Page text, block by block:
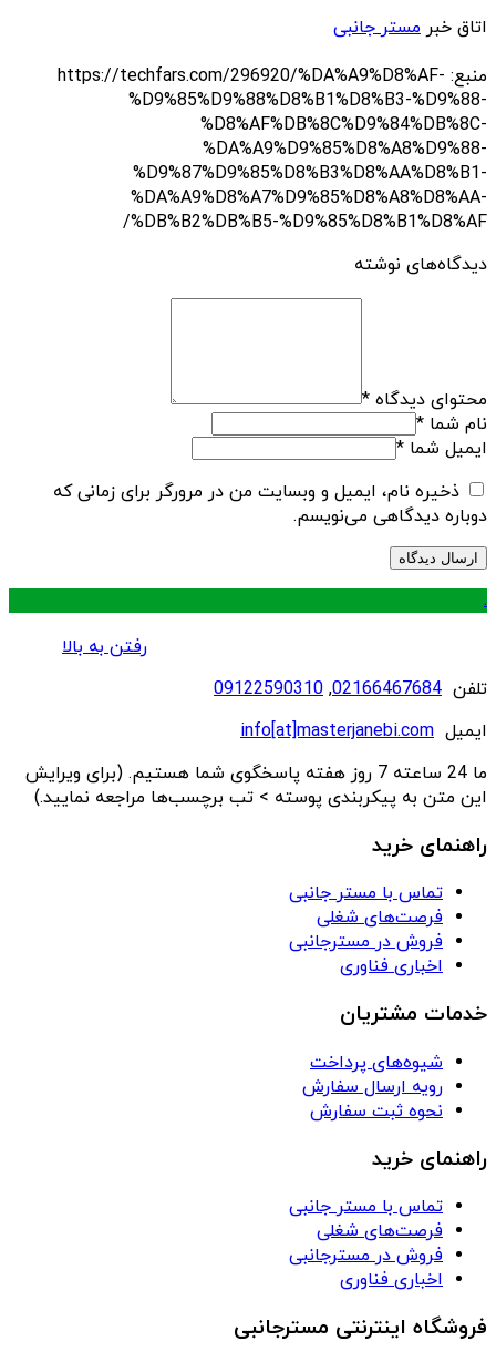
اتاق خبر مستر جانبی
منبع: https://techfars.com/296920/%DA%A9%D8%AF-
%D9%85%D9%88%D8%B1%D8%B3-%D9%88-
%D8%AF%DB%8C%D9%84%DB%8C-
%DA%A9%D9%85%D8%A8%D9%88-
%D9%87%D9%85%D8%B3%D8%AA%D8%B1-
%DA%A9%D8%A7%D9%85%D8%A8%D8%AA-
%DB%B2%DB%B5-%D9%85%D8%B1%D8%AF/
دیدگاه‌های نوشته
محتوای دیدگاه *
نام شما *
ایمیل شما *
ذخیره نام، ایمیل و وبسایت من در مرورگر برای زمانی که
دوباره دیدگاهی می‌نویسم.
.
رفتن به بالا
تلفن 02166467684
,
09122590310
ایمیل info[at]masterjanebi.com
ما 24 ساعته 7 روز هفته پاسخگوی شما هستیم. (برای ویرایش
این متن به پیکربندی پوسته > تب برچسب‌ها مراجعه نمایید.)
راهنمای خرید
تماس با مستر جانبی
فرصت‌های شغلی
فروش در مسترجانبی
اخباری فناوری
خدمات مشتریان
شیوه‌های پرداخت
رویه ارسال سفارش
نحوه ثبت سفارش
راهنمای خرید
تماس با مستر جانبی
فرصت‌های شغلی
فروش در مسترجانبی
اخباری فناوری
فروشگاه اینترنتی مسترجانبی